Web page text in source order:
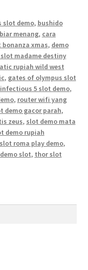
slot demo, bushido
menang, cara
bonanza xmas, demo
madame destiny
rupiah wild west
, gates of olympus slot
infectious 5 slot demo,
, router wifi yang
demo gacor parah,
zeus, slot demo mata
demo rupiah
slot roma play demo,
slot, thor slot